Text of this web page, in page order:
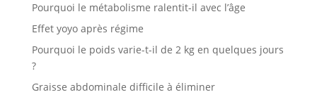
Pourquoi le métabolisme ralentit-il avec l’âge
Effet yoyo après régime
Pourquoi le poids varie-t-il de 2 kg en quelques jours
?
Graisse abdominale difficile à éliminer